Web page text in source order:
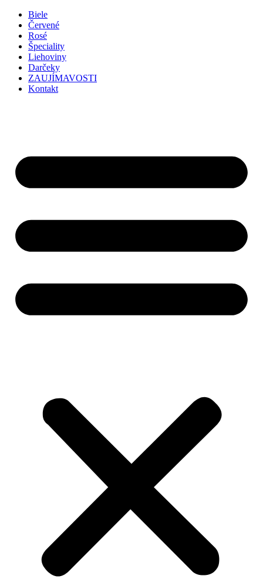
Preskočiť
obsah
Biele
Červené
Rosé
Špeciality
Liehoviny
Darčeky
ZAUJÍMAVOSTI
Kontakt